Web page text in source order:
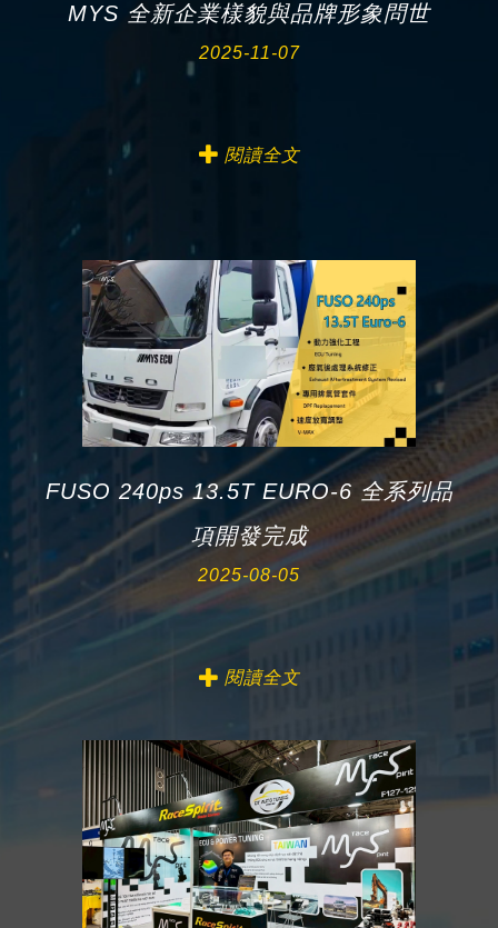
MYS 全新企業樣貌與品牌形象問世
2025-11-07
閱讀全文
FUSO 240ps 13.5T EURO-6 全系列品
項開發完成
2025-08-05
閱讀全文